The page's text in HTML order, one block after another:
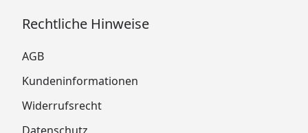
Rechtliche Hinweise
AGB
Kundeninformationen
Widerrufsrecht
Datenschutz